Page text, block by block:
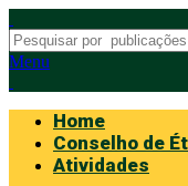
Menu
Home
Conselho de
Atividades